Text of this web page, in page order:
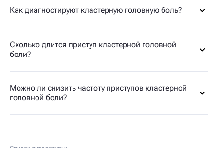
Как диагностируют кластерную головную боль?
Сколько длится приступ кластерной головной
боли?
Можно ли снизить частоту приступов кластерной
головной боли?